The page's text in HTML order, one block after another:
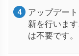
アップデー
新を行いま
は不要です。